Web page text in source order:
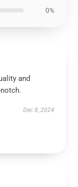
0%
and
Dec 8, 2024